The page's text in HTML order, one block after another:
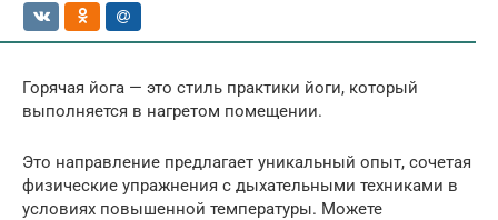
Горячая йога — это стиль практики йоги, который
выполняется в нагретом помещении.
Это направление предлагает уникальный опыт, сочетая
физические упражнения с дыхательными техниками в
условиях повышенной температуры. Можете